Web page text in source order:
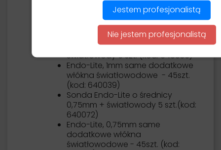
Światłowód do Microlux, Pedo
2mm (110066)
Podświetlane lusterko do Microlux,
5 sztuk (kod: 640056)
Sonda Endo-Lite o średnicy 1mm +
światłowody 5 szt. (kod: 640035)
Endo-Lite, 1mm same dodatkowe
włókna światłowodowe - 45szt.
(kod: 640039)
Sonda Endo-Lite o średnicy
0,75mm + światłowody 5 szt.(kod:
640072)
Endo-Lite, 0,75mm same
dodatkowe włókna
światłowodowe - 45szt. (kod:
Jestem profesjonalistą
Nie jestem profesjonalistą